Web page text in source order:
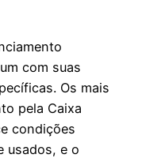
com suas
Os mais
pela Caixa
condições
usados, e o